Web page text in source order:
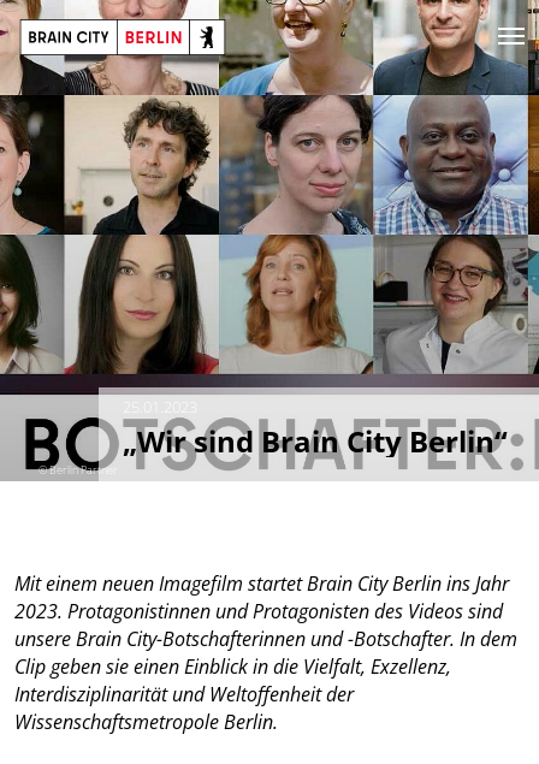
© Berlin Partner
25.01.2023
„Wir sind Brain City Berlin“
Mit einem neuen Imagefilm startet Brain City Berlin ins Jahr
2023. Protagonistinnen und Protagonisten des Videos sind
unsere Brain City-Botschafterinnen und -Botschafter. In dem
Clip geben sie einen Einblick in die Vielfalt, Exzellenz,
Interdisziplinarität und Weltoffenheit der
Wissenschaftsmetropole Berlin.